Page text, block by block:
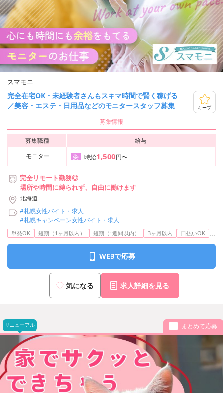
スマモニ
完全在宅OK・未経験者さんもスキマ時間で賢く稼げる
／美容・エステ・日用品などのモニタースタッフ募集
キープ
募集情報
募集職種
給与
モニター
委 時給1,500円〜
完全リモート勤務◎
場所や時間に縛られず、自由に働けます
北海道
#札幌女性バイト・求人
#札幌キャンペーン女性バイト・求人
単発OK 短期（1ヶ月以内） 短期（1週間以内） 3ヶ月以内 日払いOK ...
WEBで応募
気になる 求人詳細を見る
リニューアル まとめて応募